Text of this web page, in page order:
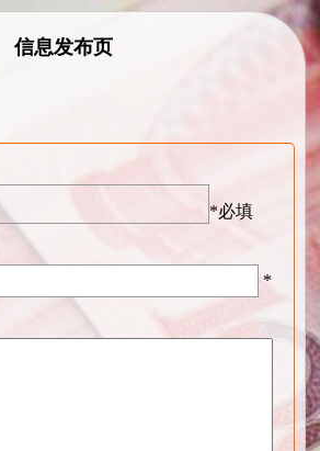
信息发布页
*必填
*